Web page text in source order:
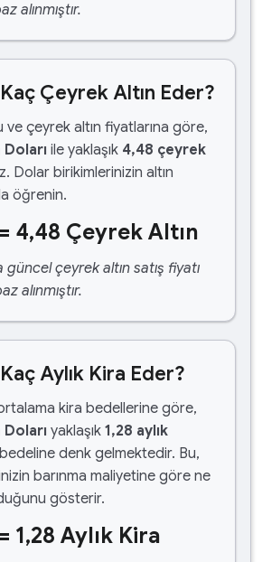
alınmıştır.
Çeyrek Altın Eder?
ve çeyrek altın fiyatlarına göre,
ile yaklaşık 4,48 çeyrek
Dolar birikimlerinizin altın
öğrenin.
4,48 Çeyrek Altın
çeyrek altın satış fiyatı
alınmıştır.
Aylık Kira Eder?
kira bedellerine göre,
yaklaşık 1,28 aylık
bedeline denk gelmektedir. Bu,
barınma maliyetine göre ne
gösterir.
1,28 Aylık Kira